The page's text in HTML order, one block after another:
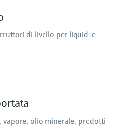
di livello per liquidi e
vapore, olio minerale, prodotti